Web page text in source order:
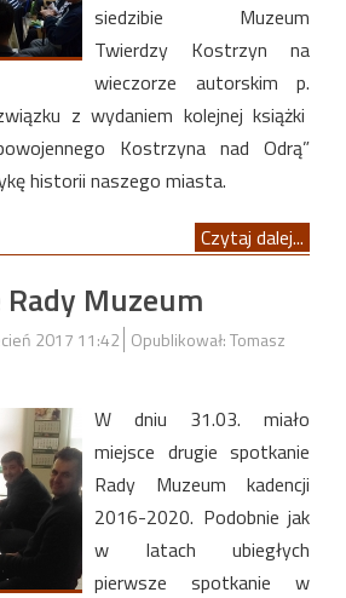
siedzibie Muzeum
Twierdzy Kostrzyn na
wieczorze autorskim p.
z wydaniem kolejnej książki
Kostrzyna nad Odrą”
historii naszego miasta.
Czytaj dalej...
Muzeum
2017 11:42 Opublikował: Tomasz
W dniu 31.03. miało
miejsce drugie spotkanie
Rady Muzeum kadencji
2016-2020. Podobnie jak
w latach ubiegłych
pierwsze spotkanie w